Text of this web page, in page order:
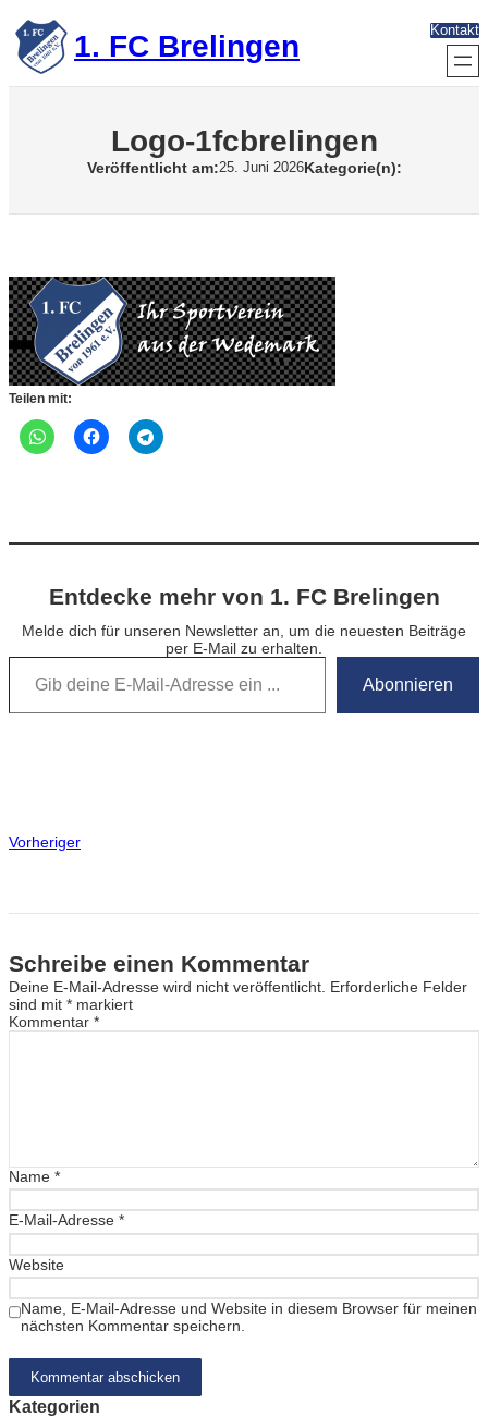
Zum
Inhalt
springen 1. FC Brelingen Kontakt
Logo-1fcbrelingen
Veröffentlicht am:25. Juni 2026Kategorie(n):
Teilen mit:
Entdecke mehr von 1. FC Brelingen
Melde dich für unseren Newsletter an, um die neuesten Beiträge
per E-Mail zu erhalten.
Gib deine E-Mail-Adresse ein …
Abonnieren
Vorheriger
Schreibe einen Kommentar
Deine E-Mail-Adresse wird nicht veröffentlicht. Erforderliche Felder
sind mit * markiert
Kommentar *
Name *
E-Mail-Adresse *
Website
Name, E-Mail-Adresse und Website in diesem Browser für meinen
nächsten Kommentar speichern.
Kategorien